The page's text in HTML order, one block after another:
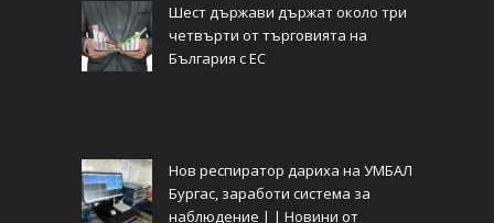
Шест държави държат около три
четвърти от търговията на
България с ЕС
Нов респиратор дариха на УМБАЛ
Бургас, заработи система за
наблюдение | | Новини от